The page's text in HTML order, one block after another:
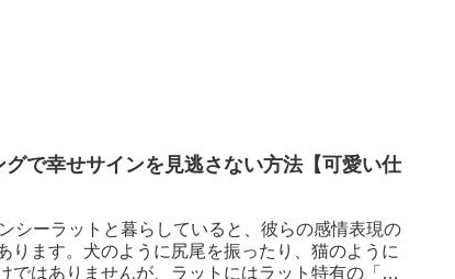
で幸せサインを見逃さない方法【可愛い仕
シーラットと暮らしていると、彼らの感情表現の
ります。犬のように尻尾を振ったり、猫のように
ではありませんが、ラットにはラット特有の「幸